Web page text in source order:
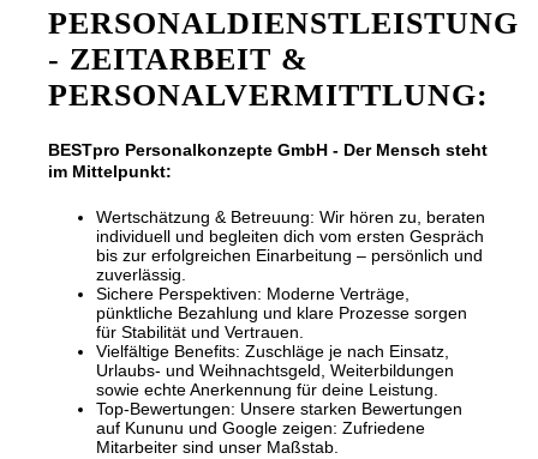
PERSONALDIENSTLEISTUNG
- ZEITARBEIT &
PERSONALVERMITTLUNG:
BESTpro Personalkonzepte GmbH - Der Mensch steht
im Mittelpunkt:
Wertschätzung & Betreuung: Wir hören zu, beraten
individuell und begleiten dich vom ersten Gespräch
bis zur erfolgreichen Einarbeitung – persönlich und
zuverlässig.
Sichere Perspektiven: Moderne Verträge,
pünktliche Bezahlung und klare Prozesse sorgen
für Stabilität und Vertrauen.
Vielfältige Benefits: Zuschläge je nach Einsatz,
Urlaubs- und Weihnachtsgeld, Weiterbildungen
sowie echte Anerkennung für deine Leistung.
Top-Bewertungen: Unsere starken Bewertungen
auf Kununu und Google zeigen: Zufriedene
Mitarbeiter sind unser Maßstab.